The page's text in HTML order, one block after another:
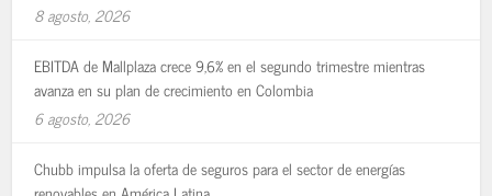
8 agosto, 2026
EBITDA de Mallplaza crece 9,6% en el segundo trimestre mientras
avanza en su plan de crecimiento en Colombia
6 agosto, 2026
Chubb impulsa la oferta de seguros para el sector de energías